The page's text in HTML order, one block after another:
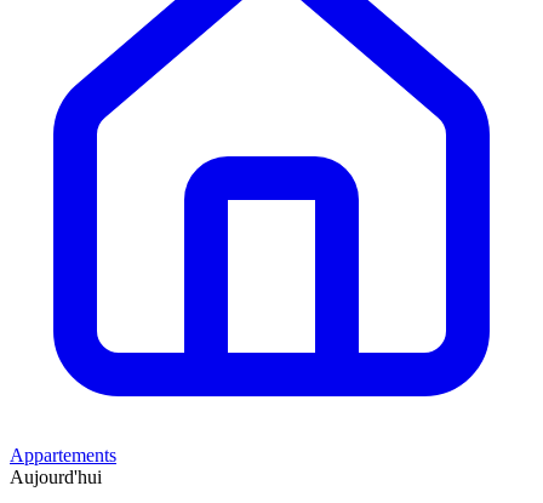
Appartements
Aujourd'hui